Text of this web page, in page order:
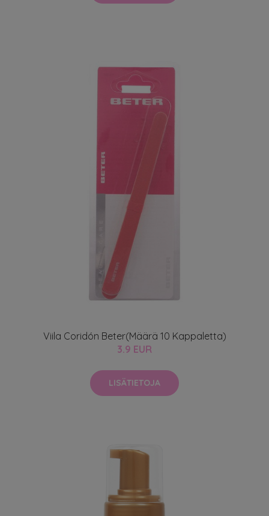
Viila Coridón Beter(Määrä 10 Kappaletta)
3.9 EUR
LISÄTIETOJA